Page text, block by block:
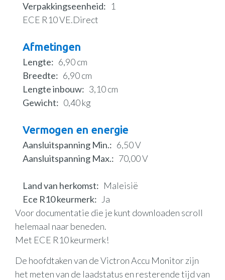
Verpakkingseenheid
1
ECE R10 VE.Direct
Afmetingen
Lengte
6,90 cm
Breedte
6,90 cm
Lengte inbouw
3,10 cm
Gewicht
0,40 kg
Vermogen en energie
Aansluitspanning Min.
6,50 V
Aansluitspanning Max.
70,00 V
Land van herkomst
Maleisië
Ece R10 keurmerk
Ja
Voor documentatie die je kunt downloaden scroll
helemaal naar beneden.
Met ECE R10 keurmerk!
De hoofdtaken van de Victron Accu Monitor zijn
het meten van de laadstatus en resterende tijd van